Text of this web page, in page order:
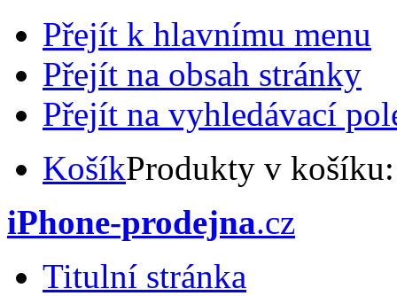
Přejít k hlavnímu menu
Přejít na obsah stránky
Přejít na vyhledávací
KošíkProdukty v
iPhone-prodejna.cz
Titulní stránka